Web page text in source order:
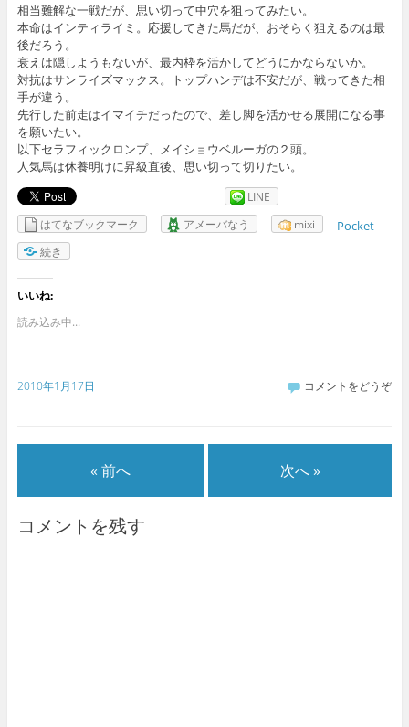
相当難解な一戦だが、思い切って中穴を狙ってみたい。
本命はインティライミ。応援してきた馬だが、おそらく狙えるのは最
後だろう。
衰えは隠しようもないが、最内枠を活かしてどうにかならないか。
対抗はサンライズマックス。トップハンデは不安だが、戦ってきた相
手が違う。
先行した前走はイマイチだったので、差し脚を活かせる展開になる事
を願いたい。
以下セラフィックロンプ、メイショウベルーガの２頭。
人気馬は休養明けに昇級直後、思い切って切りたい。
LINE
はてなブックマーク
アメーバなう mixi Pocket
続き
いいね:
読み込み中...
2010年1月17日 コメントをどうぞ
« 前へ 次へ »
コメントを残す